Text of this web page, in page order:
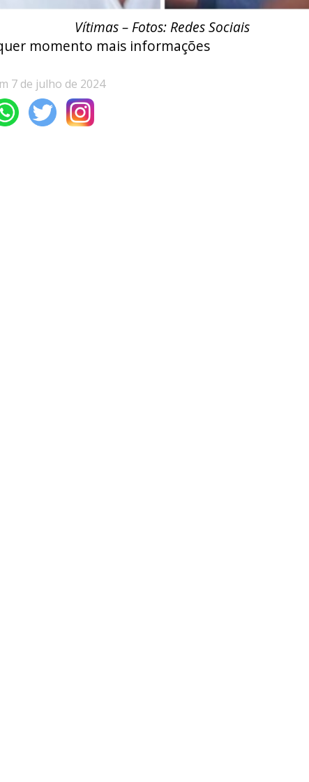
Vítimas – Fotos: Redes Sociais
momento mais informações
7 de julho de 2024